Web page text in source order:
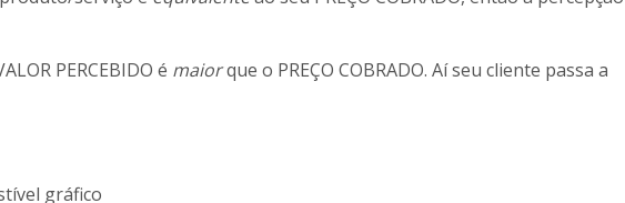
PERCEBIDO é maiorque o PREÇO COBRADO. Aí seu cliente passa a